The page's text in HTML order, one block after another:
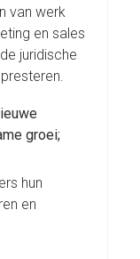
van werk
en sales
juridische
groei;
hun
en